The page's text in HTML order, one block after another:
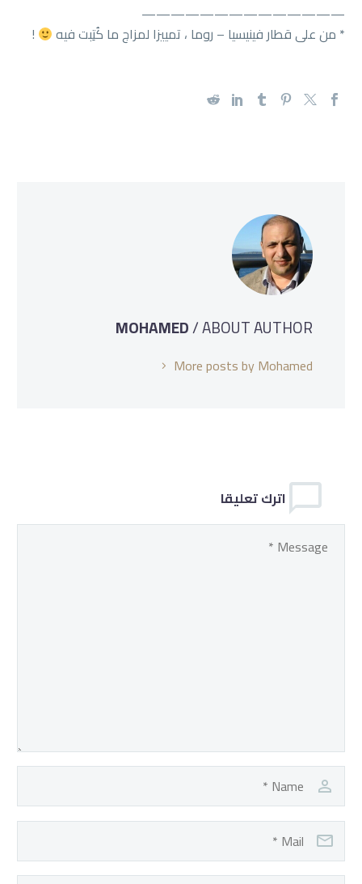
——————————————
* من على قطار فينيسيا – روما ، تمييزا لمزاج ما كُتِبت فيه
!
MOHAMED/ ABOUT AUTHOR
More posts by Mohamed
اترك تعليقا